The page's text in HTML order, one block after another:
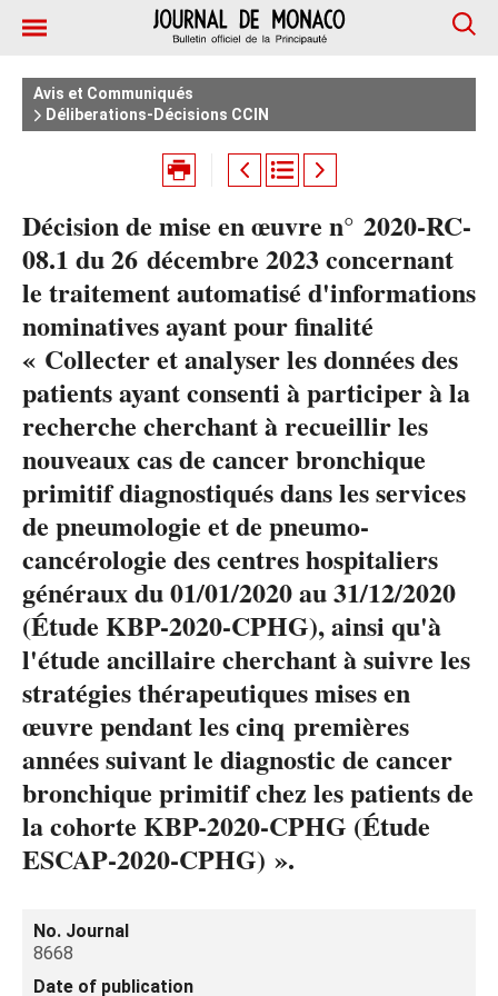
Avis et Communiqués
Déliberations-Décisions CCIN
Décision de mise en œuvre n° 2020-RC-
08.1 du 26 décembre 2023 concernant
le traitement automatisé d'informations
nominatives ayant pour finalité
« Collecter et analyser les données des
patients ayant consenti à participer à la
recherche cherchant à recueillir les
nouveaux cas de cancer bronchique
primitif diagnostiqués dans les services
de pneumologie et de pneumo-
cancérologie des centres hospitaliers
généraux du 01/01/2020 au 31/12/2020
(Étude KBP-2020-CPHG), ainsi qu'à
l'étude ancillaire cherchant à suivre les
stratégies thérapeutiques mises en
œuvre pendant les cinq premières
années suivant le diagnostic de cancer
bronchique primitif chez les patients de
la cohorte KBP-2020-CPHG (Étude
ESCAP‑2020‑CPHG) ».
No. Journal
8668
Date of publication